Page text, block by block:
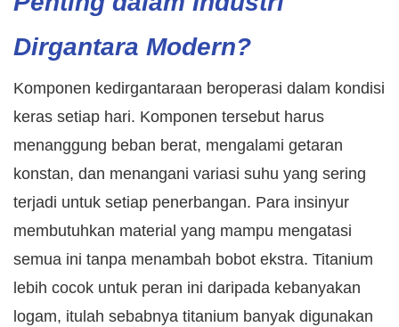
Dirgantara Modern?
Komponen kedirgantaraan beroperasi dalam kondisi
keras setiap hari. Komponen tersebut harus
menanggung beban berat, mengalami getaran
konstan, dan menangani variasi suhu yang sering
terjadi untuk setiap penerbangan. Para insinyur
membutuhkan material yang mampu mengatasi
semua ini tanpa menambah bobot ekstra. Titanium
lebih cocok untuk peran ini daripada kebanyakan
logam, itulah sebabnya titanium banyak digunakan